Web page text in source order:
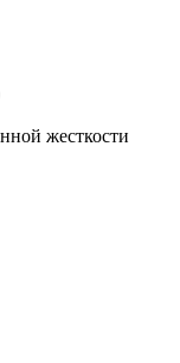
жесткости